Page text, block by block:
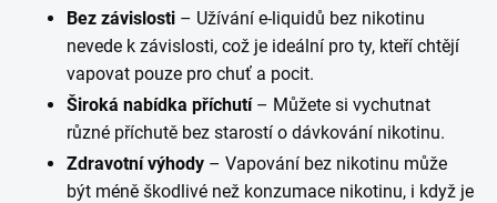
Bez závislosti – Užívání e-liquidů bez nikotinu
nevede k závislosti, což je ideální pro ty, kteří chtějí
vapovat pouze pro chuť a pocit.
Široká nabídka příchutí– Můžete si vychutnat
různé příchutě bez starostí o dávkování nikotinu.
Zdravotní výhody – Vapování bez nikotinu může
být méně škodlivé než konzumace nikotinu, i když je